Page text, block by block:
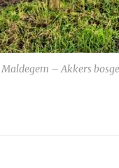
Maldegem – Akkers